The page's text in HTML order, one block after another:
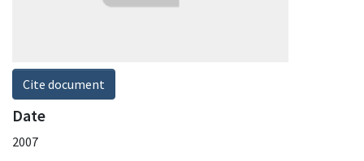
Cite document
Date
2007